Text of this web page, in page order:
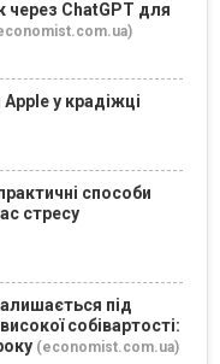
через ChatGPT для
у крадіжці
способи
стресу
під
собівартості:
(economist.com.ua)